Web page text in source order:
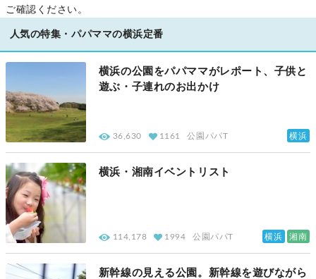
ご確認ください。
人気の特集・パパママの横浜定番
横浜の公園をパパママがレポート、子供と
遊ぶ・子連れのお出かけ
36,630 1161 公園パパT 横浜
横浜・湘南イベントリスト
114,178 1994 公園パパT 横浜 湘南
新幹線の見える公園。新幹線を遊びながら